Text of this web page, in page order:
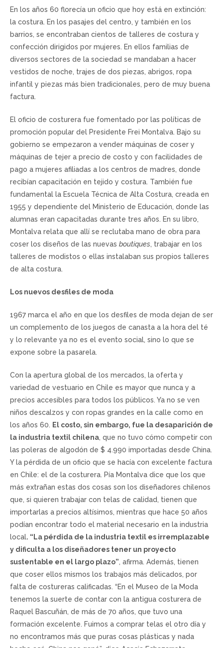
En los años 60 florecía un oficio que hoy está en extinción:
la costura. En los pasajes del centro, y también en los
barrios, se encontraban cientos de talleres de costura y
confección dirigidos por mujeres. En ellos familias de
diversos sectores de la sociedad se mandaban a hacer
vestidos de noche, trajes de dos piezas, abrigos, ropa
infantil y piezas más bien tradicionales, pero de muy buena
factura.
El oficio de costurera fue fomentado por las políticas de
promoción popular del Presidente Frei Montalva. Bajo su
gobierno se empezaron a vender máquinas de coser y
máquinas de tejer a precio de costo y con facilidades de
pago a mujeres afiliadas a los centros de madres, donde
recibían capacitación en tejido y costura. También fue
fundamental la Escuela Técnica de Alta Costura, creada en
1955 y dependiente del Ministerio de Educación, donde las
alumnas eran capacitadas durante tres años. En su libro,
Montalva relata que allí se reclutaba mano de obra para
coser los diseños de las nuevas boutiques, trabajar en los
talleres de modistos o ellas instalaban sus propios talleres
de alta costura.
Los nuevos desfiles de moda
1967 marca el año en que los desfiles de moda dejan de ser
un complemento de los juegos de canasta a la hora del té
y lo relevante ya no es el evento social, sino lo que se
expone sobre la pasarela.
Con la apertura global de los mercados, la oferta y
variedad de vestuario en Chile es mayor que nunca y a
precios accesibles para todos los públicos. Ya no se ven
niños descalzos y con ropas grandes en la calle como en
los años 60. El costo, sin embargo, fue la desaparición de
la industria textil chilena, que no tuvo cómo competir con
las poleras de algodón de $ 4.990 importadas desde China.
Y la pérdida de un oficio que se hacía con excelente factura
en Chile: el de la costurera. Pía Montalva dice que los que
más extrañan estas dos cosas son los diseñadores chilenos
que, si quieren trabajar con telas de calidad, tienen que
importarlas a precios altísimos, mientras que hace 50 años
podían encontrar todo el material necesario en la industria
local. “La pérdida de la industria textil es irremplazable
y dificulta a los diseñadores tener un proyecto
sustentable en el largo plazo”, afirma. Además, tienen
que coser ellos mismos los trabajos más delicados, por
falta de costureras calificadas. “En el Museo de la Moda
tenemos la suerte de contar con la antigua costurera de
Raquel Bascuñán, de más de 70 años, que tuvo una
formación excelente. Fuimos a comprar telas el otro día y
no encontramos más que puras cosas plásticas y nada